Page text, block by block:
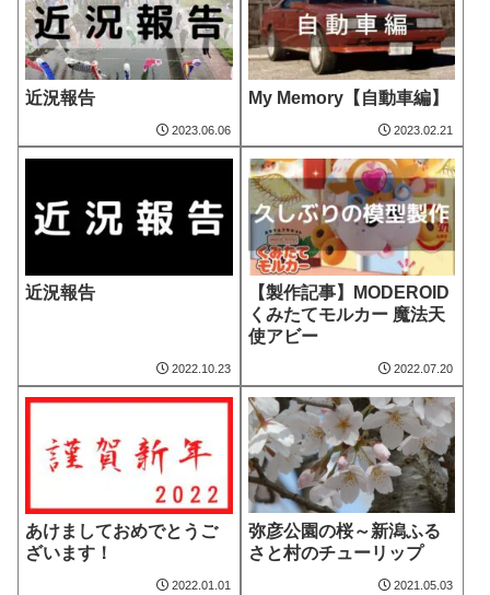
近況報告
2023.06.06
My Memory【自動車編】
2023.02.21
近況報告
2022.10.23
【製作記事】MODEROID
くみたてモルカー 魔法天
使アビー
2022.07.20
あけましておめでとうご
ざいます！
2022.01.01
弥彦公園の桜～新潟ふる
さと村のチューリップ
2021.05.03